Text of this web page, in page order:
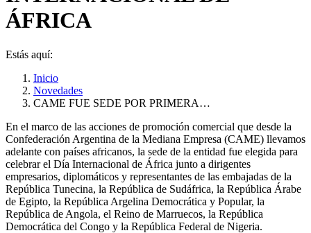
ÁFRICA
Estás aquí:
Inicio
Novedades
CAME FUE SEDE POR PRIMERA…
En el marco de las acciones de promoción comercial que desde la
Confederación Argentina de la Mediana Empresa (CAME) llevamos
adelante con países africanos, la sede de la entidad fue elegida para
celebrar el Día Internacional de África junto a dirigentes
empresarios, diplomáticos y representantes de las embajadas de la
República Tunecina, la República de Sudáfrica, la República Árabe
de Egipto, la República Argelina Democrática y Popular, la
República de Angola, el Reino de Marruecos, la República
Democrática del Congo y la República Federal de Nigeria.